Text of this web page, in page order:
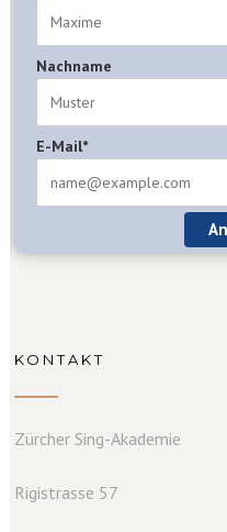
Nachname
E-Mail*
KONTAKT
Zürcher Sing-Akademie
Rigistrasse 57